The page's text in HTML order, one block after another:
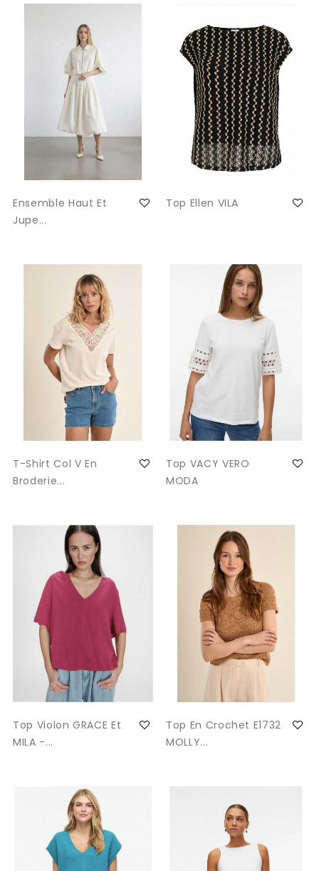
Ensemble Haut Et
Jupe...
Top Ellen VILA
T-Shirt Col V En
Broderie...
Top VACY VERO
MODA
Top Violon GRACE Et
MILA -...
Top En Crochet E1732
MOLLY...